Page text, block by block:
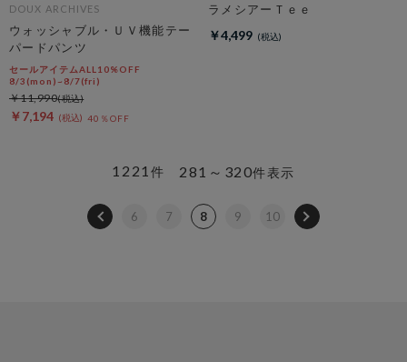
DOUX ARCHIVES
ウォッシャブル・ＵＶ機能テー
パードパンツ
セールアイテムALL10%OFF
8/3(mon)~8/7(fri)
￥7,194 40％OFF
￥11,990
ラメシアーＴｅｅ
￥4,499
281～320件表示
1221 件
6 7 8 9 10